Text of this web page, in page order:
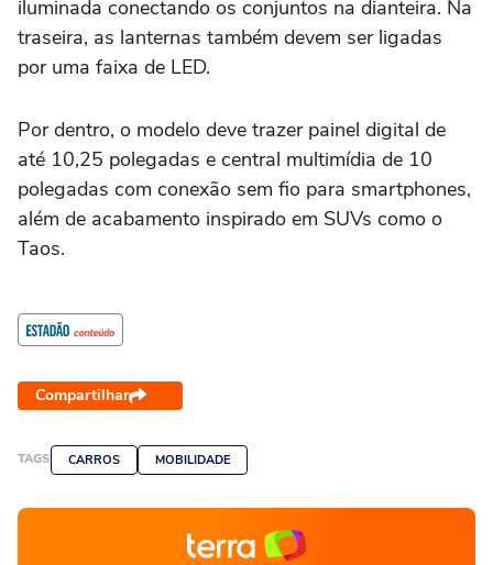
iluminada conectando os conjuntos na dianteira. Na
traseira, as lanternas também devem ser ligadas
por uma faixa de LED.
Por dentro, o modelo deve trazer painel digital de
até 10,25 polegadas e central multimídia de 10
polegadas com conexão sem fio para smartphones,
além de acabamento inspirado em SUVs como o
Taos.
Compartilhar
TAGS CARROS MOBILIDADE